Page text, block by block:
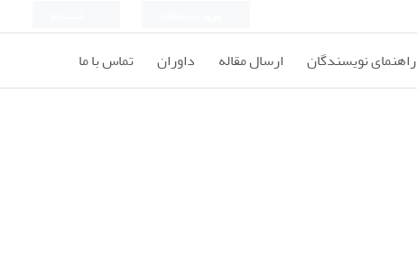
راهنمای نویسندگان ارسال مقاله داوران تماس با ما